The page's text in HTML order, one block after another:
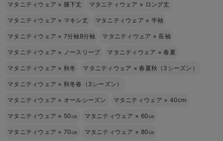
マタニティウェア × 膝下丈 マタニティウェア × ロング丈
マタニティウェア × マキシ丈 マタニティウェア × 半袖
マタニティウェア × 7分袖8分袖 マタニティウェア ×長袖
マタニティウェア × ノースリーブ マタニティウェア ×春夏
マタニティウェア × 秋冬 マタニティウェア ×春夏秋（3シーズン）
マタニティウェア × 秋冬春（3シーズン）
マタニティウェア × オールシーズン マタニティウェア × 40cm
マタニティウェア × 50㎝ マタニティウェア × 60㎝
マタニティウェア × 70㎝ マタニティウェア × 80㎝